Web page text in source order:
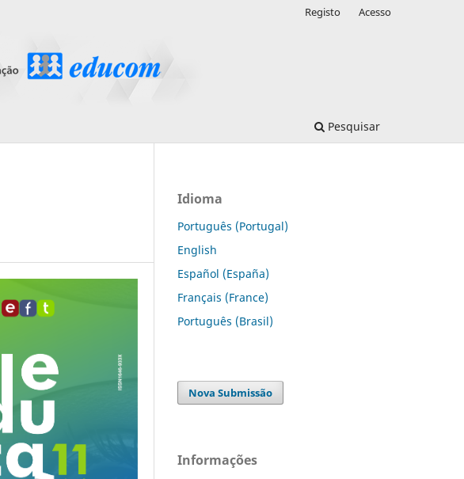
Pesquisar
Registo Acesso
Idioma
Português (Portugal)
English
Español (España)
Français (France)
Português (Brasil)
Nova Submissão
Informações